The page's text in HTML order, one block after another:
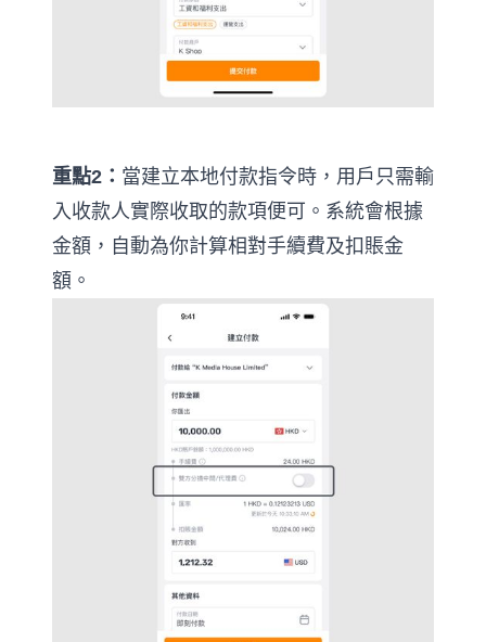
重點2： 當建立本地付款指令時，用戶只需輸
入收款人實際收取的款項便可。系統會根據
金額，自動為你計算相對手續費及扣賬金
額。